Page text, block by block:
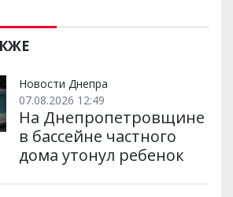
Новости Днепра
07.08.2026 12:49
На Днепропетровщине
в бассейне частного
дома утонул ребенок